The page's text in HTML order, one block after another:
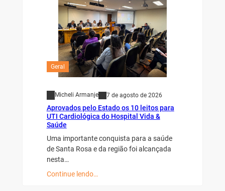
Geral
Micheli Armanje 7 de agosto de 2026
Aprovados pelo Estado os 10 leitos para
UTI Cardiológica do Hospital Vida &
Saúde
Uma importante conquista para a saúde
de Santa Rosa e da região foi alcançada
nesta…
Continue lendo…